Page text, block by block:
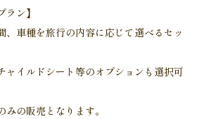
ラン】
、車種を旅行の内容に応じて選べるセッ
ャイルドシート等のオプションも選択可
の販売となります。